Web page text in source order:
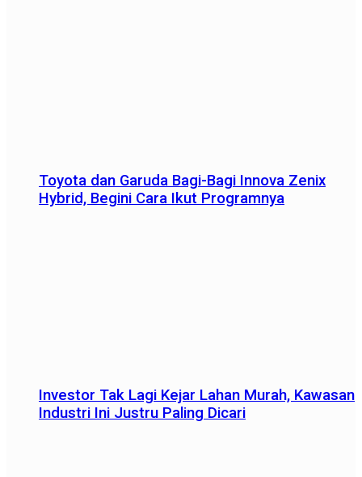
Toyota dan Garuda Bagi-Bagi Innova Zenix
Hybrid, Begini Cara Ikut Programnya
Investor Tak Lagi Kejar Lahan Murah, Kawasan
Industri Ini Justru Paling Dicari